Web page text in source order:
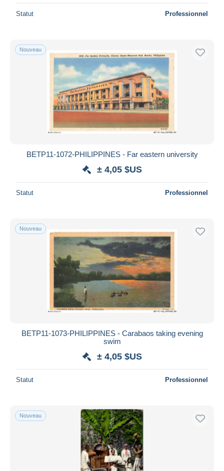
Statut Professionnel
Nouveau
BETP11-1072-PHILIPPINES - Far eastern university
± 4,05 $US
Statut Professionnel
Nouveau
BETP11-1073-PHILIPPINES - Carabaos taking evening
swim
± 4,05 $US
Statut Professionnel
Nouveau